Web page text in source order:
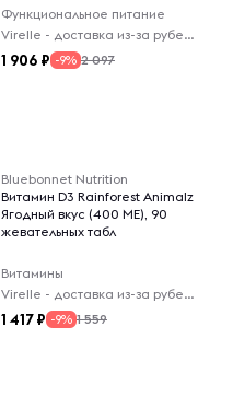
Функциональное питание
Virelle - доставка из-за рубежа
1 906 -9% 2 097
Bluebonnet Nutrition
Витамин D3 Rainforest Animalz
Ягодный вкус (400 МЕ), 90
жевательных табл
Витамины
Virelle - доставка из-за рубежа
1 417 -9% 1 559